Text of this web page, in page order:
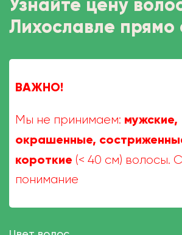
Лихославле прямо
ВАЖНО!
Мы не принимаем: мужские,
окрашенные,
короткие (< 40 см) волосы.
понимание